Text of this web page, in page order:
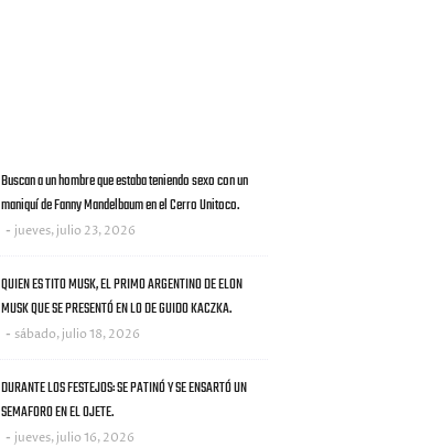
Buscan a un hombre que estaba teniendo sexo con un
maniquí de Fanny Mandelbaum en el Cerro Unitoco.
jueves, julio 23, 2026
QUIEN ES TITO MUSK, EL PRIMO ARGENTINO DE ELON
MUSK QUE SE PRESENTÓ EN LO DE GUIDO KACZKA.
sábado, julio 18, 2026
DURANTE LOS FESTEJOS: SE PATINÓ Y SE ENSARTÓ UN
SEMAFORO EN EL OJETE.
jueves, julio 16, 2026